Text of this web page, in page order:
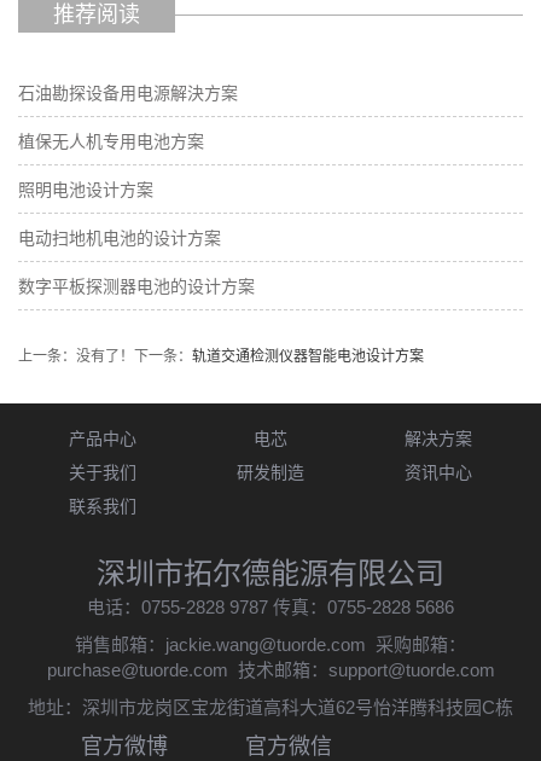
推荐阅读
石油勘探设备用电源解決方案
植保无人机专用电池方案
照明电池设计方案
电动扫地机电池的设计方案
数字平板探测器电池的设计方案
上一条：没有了！ 下一条： 轨道交通检测仪器智能电池设计方案
产品中心 电芯
解决方案
关于我们
研发制造
资讯中心
联系我们
深圳市拓尔德能源有限公司
电话：0755-2828 9787 传真：0755-2828 5686
销售邮箱： jackie.wang@tuorde.com 采购邮箱：
purchase@tuorde.com 技术邮箱： support@tuorde.com
地址：深圳市龙岗区宝龙街道高科大道62号怡洋腾科技园C栋
官方微博 官方微信